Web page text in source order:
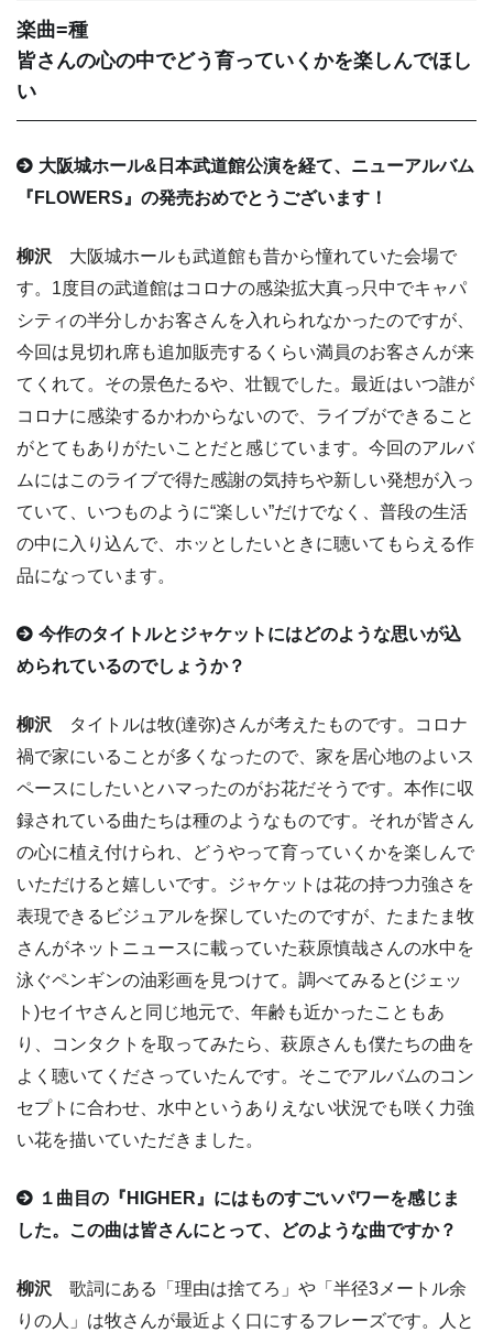
楽曲=種
皆さんの心の中でどう育っていくかを楽しんでほし
い
大阪城ホール&日本武道館公演を経て、ニューアルバム
『FLOWERS』の発売おめでとうございます！
柳沢 大阪城ホールも武道館も昔から憧れていた会場で
す。1度目の武道館はコロナの感染拡大真っ只中でキャパ
シティの半分しかお客さんを入れられなかったのですが、
今回は見切れ席も追加販売するくらい満員のお客さんが来
てくれて。その景色たるや、壮観でした。最近はいつ誰が
コロナに感染するかわからないので、ライブができること
がとてもありがたいことだと感じています。今回のアルバ
ムにはこのライブで得た感謝の気持ちや新しい発想が入っ
ていて、いつものように“楽しい”だけでなく、普段の生活
の中に入り込んで、ホッとしたいときに聴いてもらえる作
品になっています。
今作のタイトルとジャケットにはどのような思いが込
められているのでしょうか？
柳沢
タイトルは牧(達弥)さんが考えたものです。コロナ
禍で家にいることが多くなったので、家を居心地のよいス
ペースにしたいとハマったのがお花だそうです。本作に収
録されている曲たちは種のようなものです。それが皆さん
の心に植え付けられ、どうやって育っていくかを楽しんで
いただけると嬉しいです。ジャケットは花の持つ力強さを
表現できるビジュアルを探していたのですが、たまたま牧
さんがネットニュースに載っていた萩原慎哉さんの水中を
泳ぐペンギンの油彩画を見つけて。調べてみると(ジェッ
ト)セイヤさんと同じ地元で、年齢も近かったこともあ
り、コンタクトを取ってみたら、萩原さんも僕たちの曲を
よく聴いてくださっていたんです。そこでアルバムのコン
セプトに合わせ、水中というありえない状況でも咲く力強
い花を描いていただきました。
１曲目の『HIGHER』にはものすごいパワーを感じま
した。この曲は皆さんにとって、どのような曲ですか？
柳沢 歌詞にある「理由は捨てろ」や「半径3メートル余
りの人」は牧さんが最近よく口にするフレーズです。人と